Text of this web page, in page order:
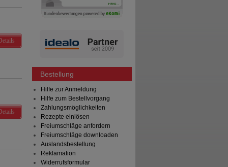
Details
Bestellung
Hilfe zur Anmeldung
Hilfe zum Bestellvorgang
Zahlungsmöglichkeiten
Rezepte einlösen
Freiumschläge anfordern
Freiumschläge downloaden
Auslandsbestellung
Reklamation
Widerrufsformular